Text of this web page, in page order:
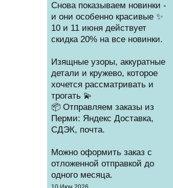
Снова показываем новинки -
и они особенно красивые ✨
10 и 11 июня действует
скидка 20% на все новинки.
Изящные узоры, аккуратные
детали и кружево, которое
хочется рассматривать и
трогать 💫
📦 Отправляем заказы из
Перми: Яндекс Доставка,
СДЭК, почта.
Можно оформить заказ с
отложенной отправкой до
одного месяца.